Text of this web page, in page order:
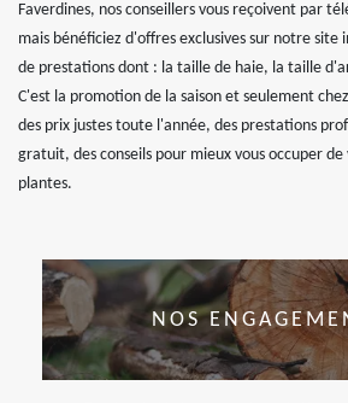
Faverdines, nos conseillers vous reçoivent par
mais bénéficiez d'offres exclusives sur notre
de prestations dont : la taille de haie, la taille
C'est la promotion de la saison et seulement
des prix justes toute l'année, des prestations
gratuit, des conseils pour mieux vous occuper
plantes.
NOS